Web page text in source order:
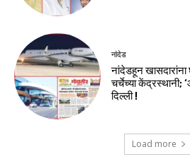
नांदेड
नांदेडहून
चर्चेच्या केंद्रस्थानी;
दिल्ली !
Load more